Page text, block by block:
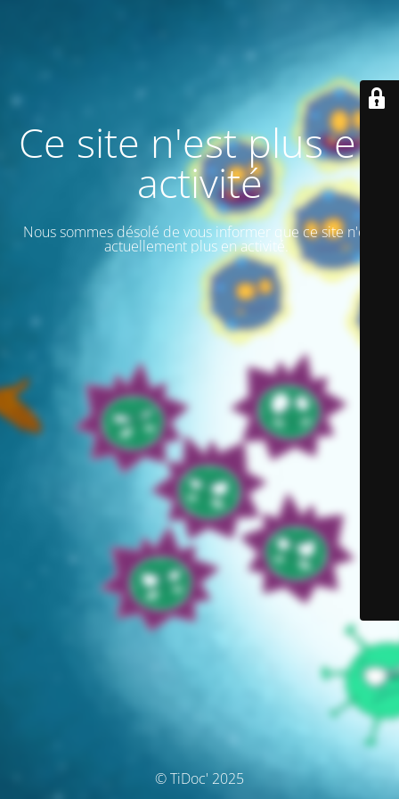
Ce site n'est plus en
activité
Nous sommes désolé de vous informer que ce site n'est
actuellement plus en activité.
© TiDoc' 2025